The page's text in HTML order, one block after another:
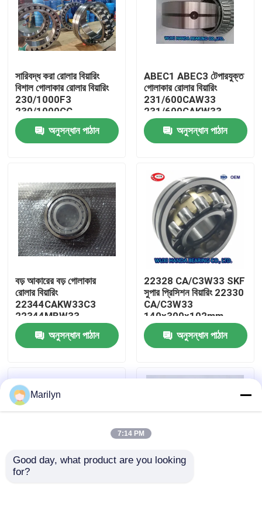
বাড়ি
পণ্য
কারখানা ভ্রমণ
মান নিয়ন্ত্রণ
যোগাযোগ করুন
খবর
সারিবদ্ধ করা রোলার বিয়ারিং
বিশাল গোলাকার রোলার বিয়ারিং
230/1000F3
230/1000CC
অনুসন্ধান পাঠান
ABEC1 ABEC3 টেপারযুক্ত
গোলাকার রোলার বিয়ারিং
231/600CAW33
231/600CAKW33
232/600CAW33
অনুসন্ধান পাঠান
বড় আকারের বড় গোলাকার
রোলার বিয়ারিং
22344CAKW33C3
22344MBW33
22344CCW33
অনুসন্ধান পাঠান
22328 CA/C3W33 SKF
সুপার প্রিসিশন বিয়ারিং 22330
CA/C3W33
140x300x102mm
অনুসন্ধান পাঠান
Marilyn
7:14 PM
Good day, what product are you looking
for?